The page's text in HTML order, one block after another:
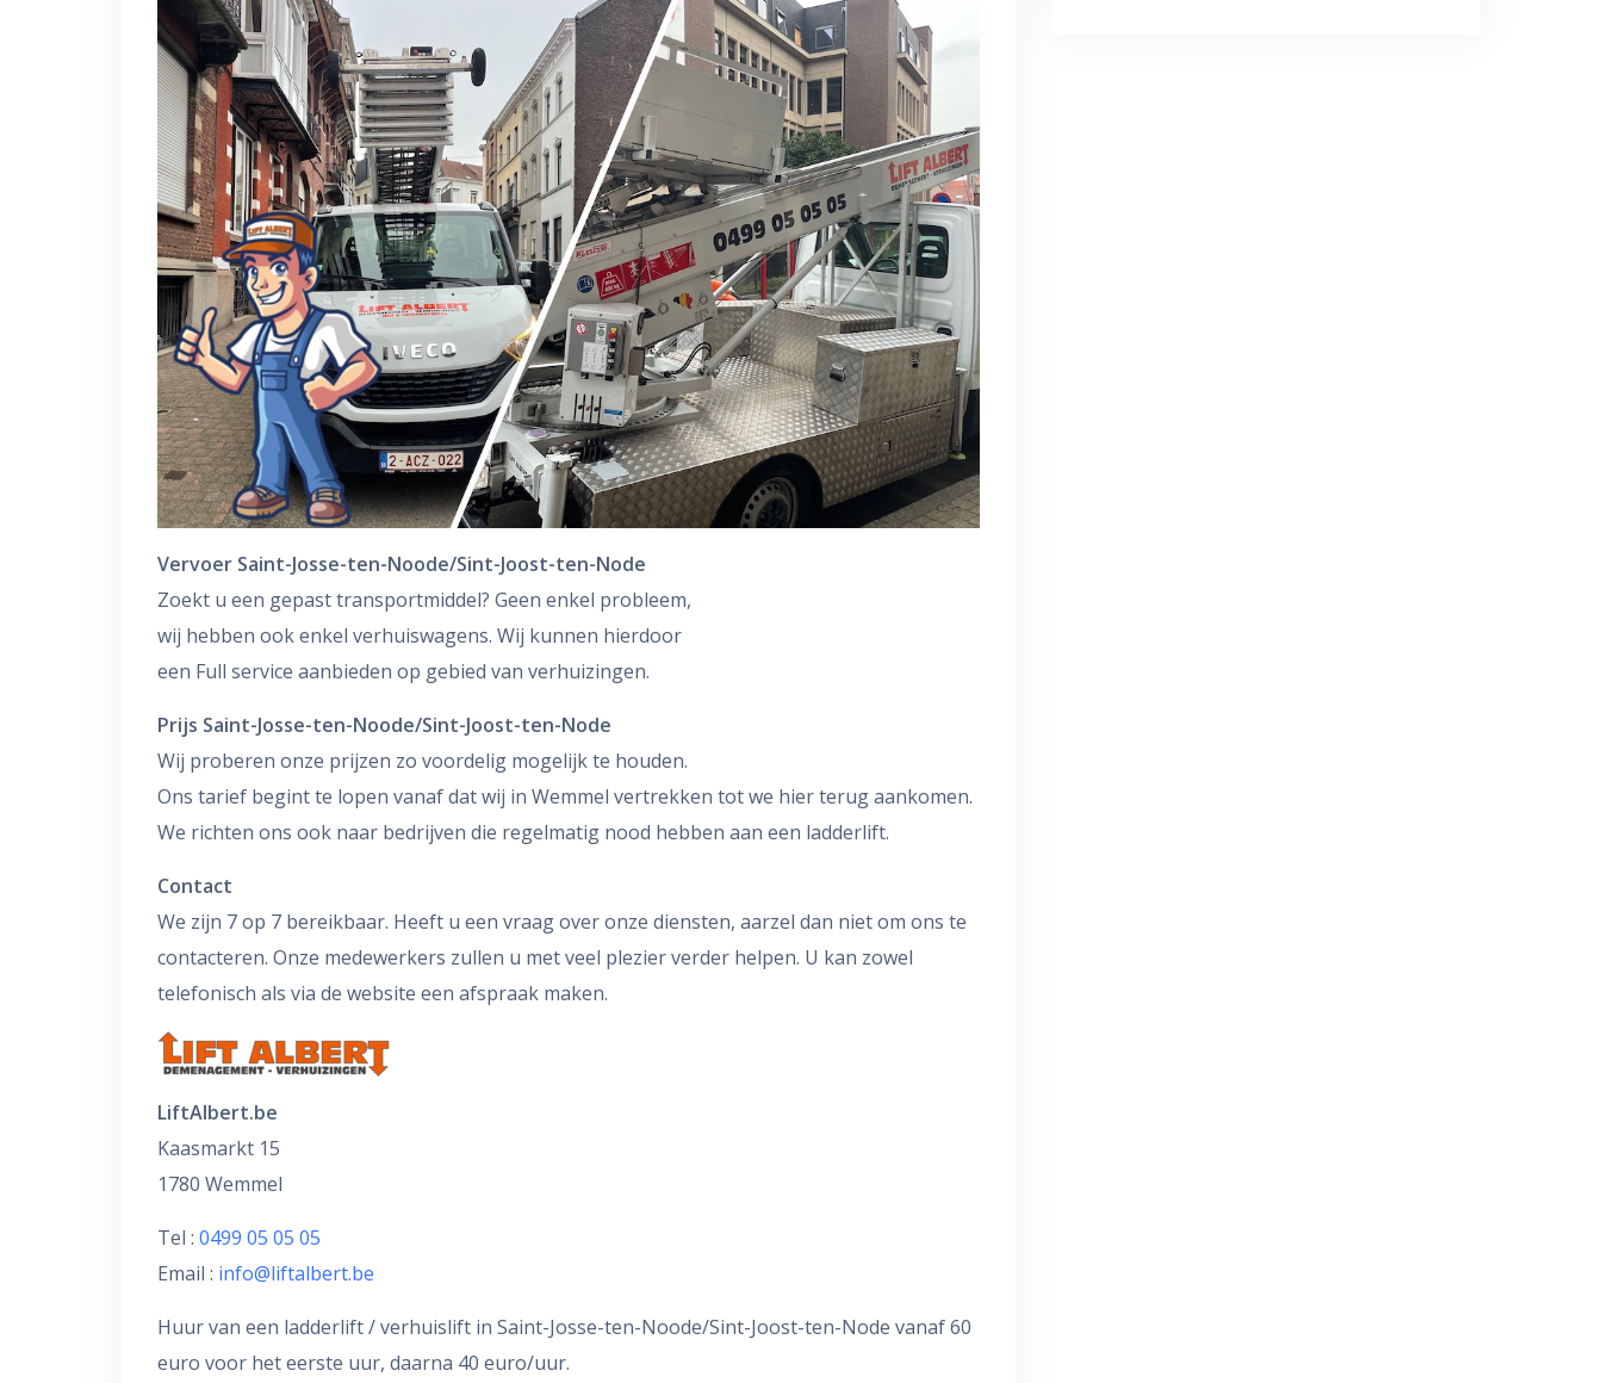
Vervoer Saint-Josse-ten-Noode/Sint-Joost-ten-Node
Zoekt u een gepast transportmiddel? Geen enkel probleem,
wij hebben ook enkel verhuiswagens. Wij kunnen hierdoor
een Full service aanbieden op gebied van verhuizingen.
Prijs Saint-Josse-ten-Noode/Sint-Joost-ten-Node
Wij proberen onze prijzen zo voordelig mogelijk te houden.
Ons tarief begint te lopen vanaf dat wij in Wemmel vertrekken tot we hier terug aankomen.
We richten ons ook naar bedrijven die regelmatig nood hebben aan een ladderlift.
Contact
We zijn 7 op 7 bereikbaar. Heeft u een vraag over onze diensten, aarzel dan niet om ons te
contacteren. Onze medewerkers zullen u met veel plezier verder helpen. U kan zowel
telefonisch als via de website een afspraak maken.
LiftAlbert.be
Kaasmarkt 15
1780 Wemmel
Tel : 0499 05 05 05
Email : info@liftalbert.be
Huur van een ladderlift / verhuislift in Saint-Josse-ten-Noode/Sint-Joost-ten-Node vanaf 60
euro voor het eerste uur, daarna 40 euro/uur.